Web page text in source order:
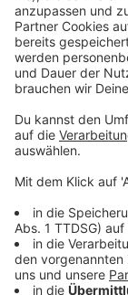
BUND
IBAN: DE72
Mit jeder
Leverkusen
mehr Grün in
Anzeige
Weitere
Anzeige